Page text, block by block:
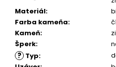
Materiál:
Farba kameňa:
Kameň:
Šperk:
? Typ: